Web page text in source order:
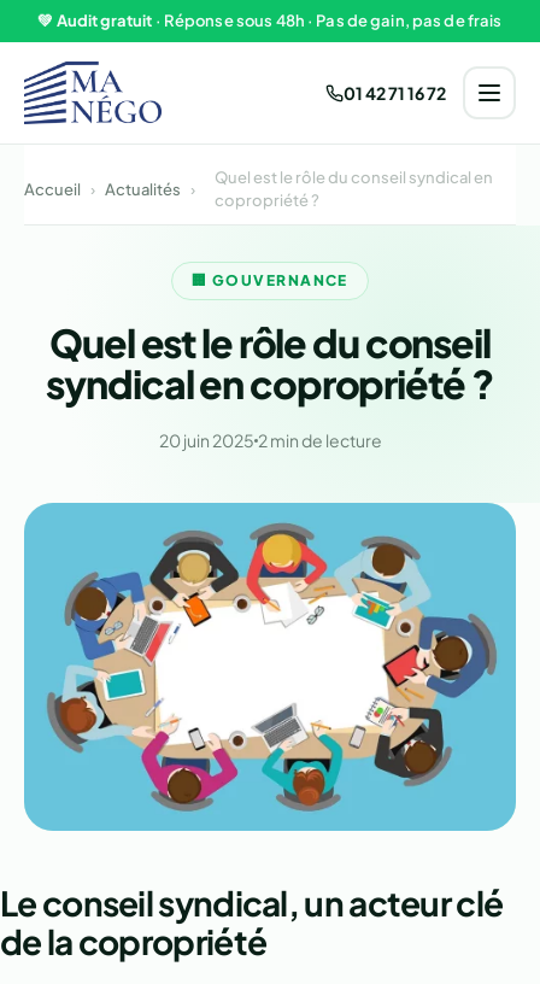
Aller au contenu
💚 Audit gratuit · Réponse sous 48h · Pas de gain, pas de frais
01 42 71 16 72
Accueil › Actualités ›
Quel est le rôle du conseil syndical en
copropriété ?
🏢 GOUVERNANCE
Quel est le rôle du conseil
syndical en copropriété ?
20 juin 20252 min de lecture
Le conseil syndical, un acteur clé
de la copropriété